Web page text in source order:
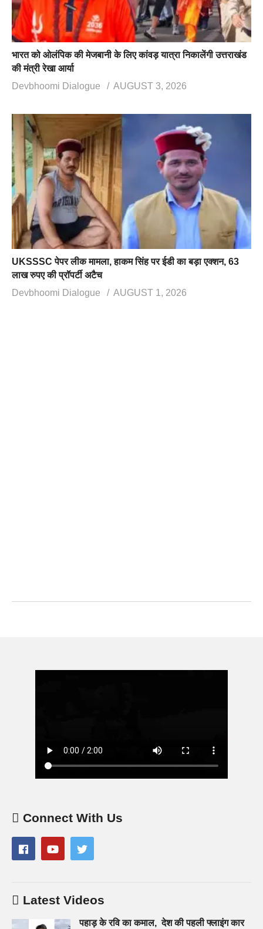
भारत को ओलंपिक की मेजबानी के लिए कांवड़ यात्रा निकालेंगी उत्तराखंड
की मंत्री रेखा आर्या
Devbhoomi Dialogue
AUGUST 3, 2026
UKSSSC पेपर लीक मामला, हाकम सिंह पर ईडी का बड़ा एक्शन, 63
लाख रुपए की प्रॉपर्टी अटैच
Devbhoomi Dialogue
AUGUST 1, 2026
Connect With Us
Latest Videos
पहाड़ के रवि का कमाल, देश की पहली फ्लाइंग कार